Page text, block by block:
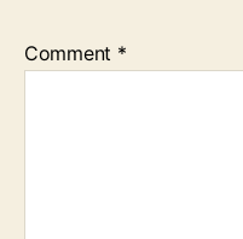
Comment *